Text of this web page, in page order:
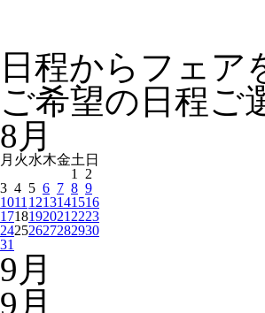
日程からフェア
ご希望の日程ご
8 月
月 火水木金土 日
1
2
3 4 5 6 7 8 9
1011 1213141516
1718192021 2223
24252627282930
31
9 月
9 月